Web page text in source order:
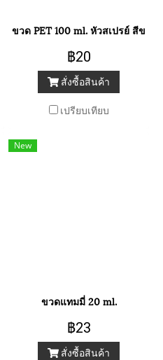
ขวด PET 100 ml. หัวสเปรย์ สีขาว
฿20
สั่งซื้อสินค้า
เปรียบเทียบ
New
ขวดแทมมี่ 20 ml.
฿23
สั่งซื้อสินค้า